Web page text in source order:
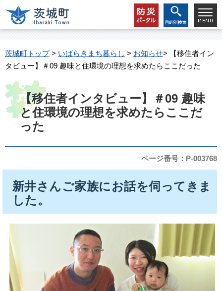
茨城町トップ> いばらきまち暮らし > お知らせ> 【移住者イン
タビュー】＃09 趣味と住環境の理想を求めたらここだった
【移住者インタビュー】＃09 趣味
と住環境の理想を求めたらここだ
った
ページ番号：P-003768
新井さんご家族にお話を伺ってきま
した。